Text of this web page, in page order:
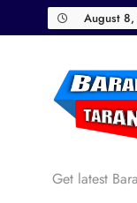
to
August
Barak
Get latest